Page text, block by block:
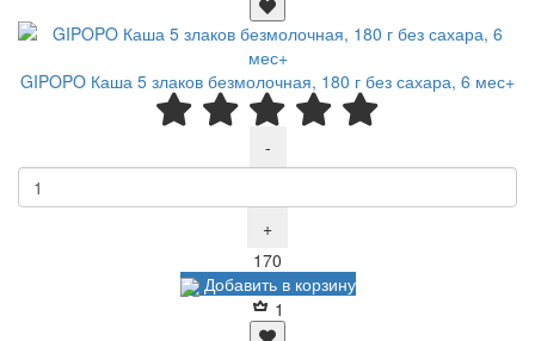
GIPOPO Каша 5 злаков безмолочная, 180 г без сахара, 6 мес+
-
+
170
Добавить в корзину
1